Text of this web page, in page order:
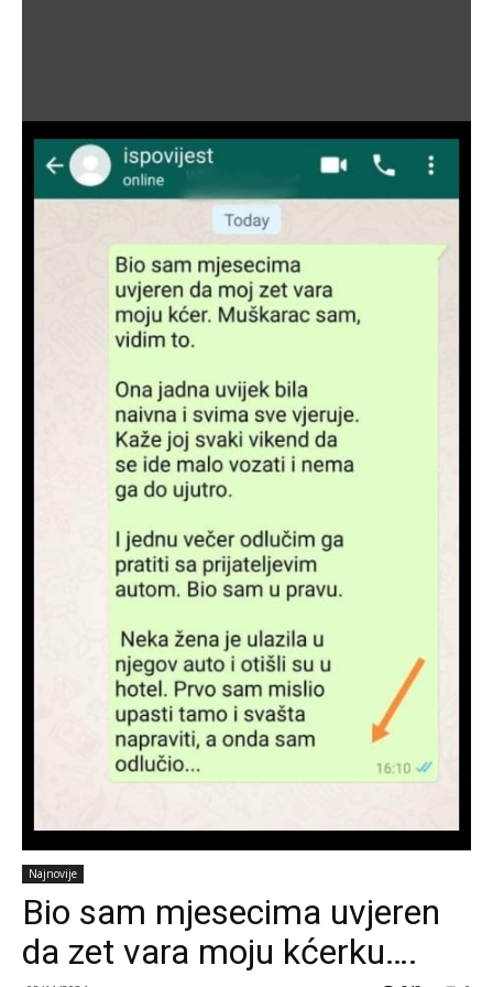
Najnovije
Bio sam mjesecima uvjeren
da zet vara moju kćerku….